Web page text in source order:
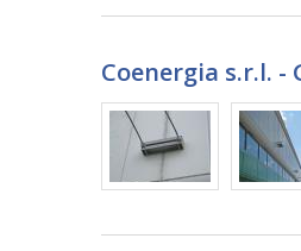
Coenergia s.r.l. -